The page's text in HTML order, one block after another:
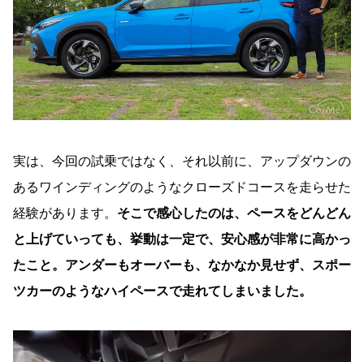
実は、今回の試乗ではなく、それ以前に、アップダウンの
あるワインディングのようなクローズドコースを走らせた
経験があります。 そこで感心したのは、ペースをどんどん
と上げていっても、挙動は一定で、安心感が非常に高かっ
たこと。アンダーもオーバーも、なかなか見せず、スポー
ツカーのようなハイペースで走れてしまいました。